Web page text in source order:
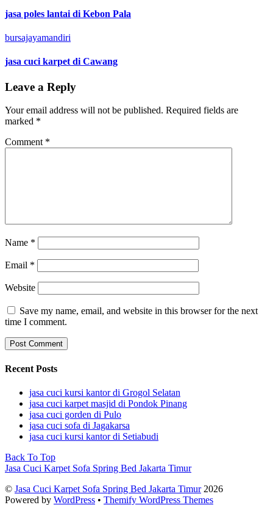
jasa poles lantai di Kebon Pala
bursajayamandiri
jasa cuci karpet di Cawang
Leave a Reply
Your email address will not be published. Required fields are
marked *
Comment *
Name *
Email *
Website
Save my name, email, and website in this browser for the next
time I comment.
Recent Posts
jasa cuci kursi kantor di Grogol Selatan
jasa cuci karpet masjid di Pondok Pinang
jasa cuci gorden di Pulo
jasa cuci sofa di Jagakarsa
jasa cuci kursi kantor di Setiabudi
Back To Top
Jasa Cuci Karpet Sofa Spring Bed Jakarta Timur
© Jasa Cuci Karpet Sofa Spring Bed Jakarta Timur2026
Powered by WordPress • Themify WordPress Themes